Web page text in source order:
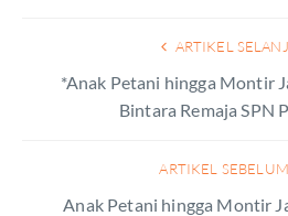
ARTIKEL
*Anak Petani hingga Montir
Bintara Remaja SPN
ARTIKEL
Anak Petani hingga Montir